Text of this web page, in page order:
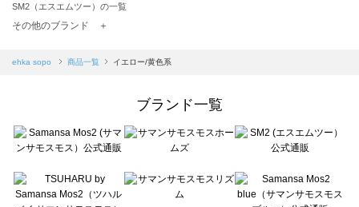
SM2（エスエムツー）の一覧
TSUHARU by Samansa Mos2（ツハルバイサマンサモスモス）の一覧
Samansa Mos2 blue（サマンサモスモス ブルー）の一覧
Te chichi（テチチ）の一覧
Te chichi CLASSIC（テチチ クラシック）の一覧
Lugnoncure（ルノンキュール）の一覧
BETTY'S BLUE（べティーズブルー）の一覧
その他のブランド ＋
ehka sopo 商品一覧 イエロー/黄色系
ブランド一覧